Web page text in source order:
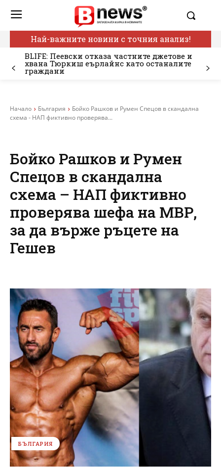
Най-важните новини с точния анализ!
BLIFE: Пеевски отказа частните джетове и
хвана Тюркиш еърлайнс като останалите
граждани
Начало България
Бойко Рашков и Румен Спецов в скандална
схема - НАП фиктивно проверява...
Бойко Рашков и Румен
Спецов в скандална
схема – НАП фиктивно
проверява шефа на МВР,
за да върже ръцете на
Гешев
БЪЛГАРИЯ